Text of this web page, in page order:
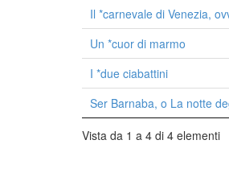
Il *carnevale di Venezia,
Un *cuor di marmo
I *due ciabattini
Ser Barnaba, o La notte
Vista da 1 a 4 di 4 elementi